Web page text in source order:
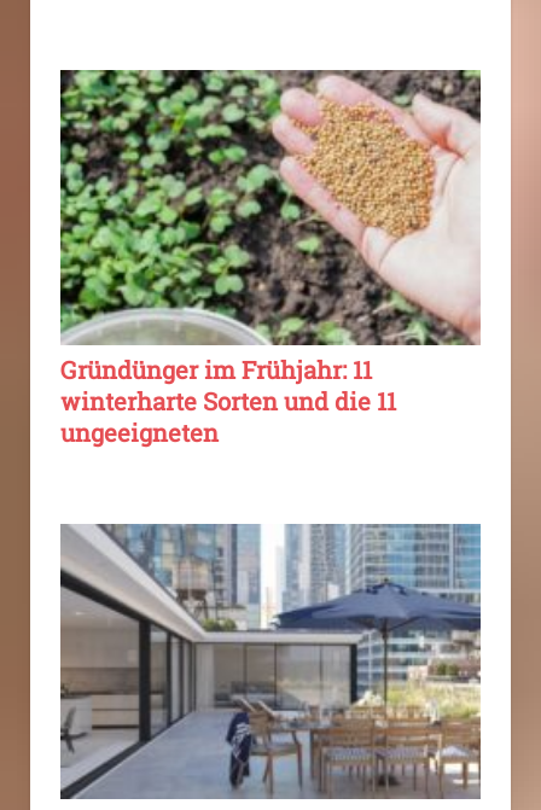
Gründünger im Frühjahr: 11
winterharte Sorten und die 11
ungeeigneten